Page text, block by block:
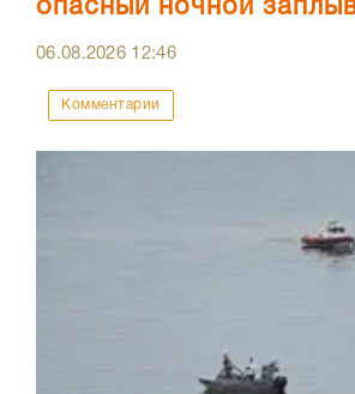
опасный ночной
06.08.2026 12:46
Комментарии